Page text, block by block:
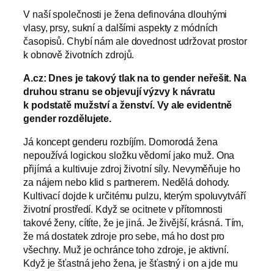
V naší společnosti je žena definována dlouhými
vlasy, prsy, sukní a dalšími aspekty z módních
časopisů. Chybí nám ale dovednost udržovat prostor
k obnově životních zdrojů.
A.cz: Dnes je takový tlak na to gender neřešit. Na
druhou stranu se objevují výzvy k návratu
k podstatě mužství a ženství. Vy ale evidentně
gender rozdělujete.
Já koncept genderu rozbíjím. Domorodá žena
nepoužívá logickou složku vědomí jako muž. Ona
přijímá a kultivuje zdroj životní síly. Nevyměňuje ho
za nájem nebo klid s partnerem. Nedělá dohody.
Kultivací dojde k určitému pulzu, kterým spoluvytváří
životní prostředí. Když se ocitnete v přítomnosti
takové ženy, cítíte, že je jiná. Je živější, krásná. Tím,
že má dostatek zdroje pro sebe, má ho dost pro
všechny. Muž je ochránce toho zdroje, je aktivní.
Když je šťastná jeho žena, je šťastný i on a jde mu